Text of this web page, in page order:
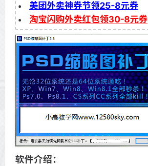
美团外卖神券节领25-8元券
淘宝闪购外卖红包领30-8元券
软件介绍：